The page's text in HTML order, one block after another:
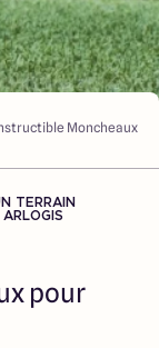
Moncheaux
TERRAIN
pour